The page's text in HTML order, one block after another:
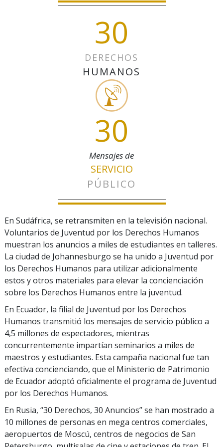
30
DERECHOS
HUMANOS
30
Mensajes de
SERVICIO
PÚBLICO
En Sudáfrica, se retransmiten en la televisión nacional.
Voluntarios de Juventud por los Derechos Humanos
muestran los anuncios a miles de estudiantes en talleres.
La ciudad de Johannesburgo se ha unido a Juventud por
los Derechos Humanos para utilizar adicionalmente
estos y otros materiales para elevar la concienciación
sobre los Derechos Humanos entre la juventud.
En Ecuador, la filial de Juventud por los Derechos
Humanos transmitió los mensajes de servicio público a
4,5 millones de espectadores, mientras
concurrentemente impartían seminarios a miles de
maestros y estudiantes. Esta campaña nacional fue tan
efectiva concienciando, que el Ministerio de Patrimonio
de Ecuador adoptó oficialmente el programa de Juventud
por los Derechos Humanos.
En Rusia, “30 Derechos, 30 Anuncios” se han mostrado a
10 millones de personas en mega centros comerciales,
aeropuertos de Moscú, centros de negocios de San